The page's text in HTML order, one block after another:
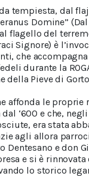
tempiesta, dal
Domine”
flagello del
Signore) è
che
durante la
della Pieve di
affonda le proprie
‘600 e che,
era stata
agli allora
Dentesano e don
e si è
lo storico